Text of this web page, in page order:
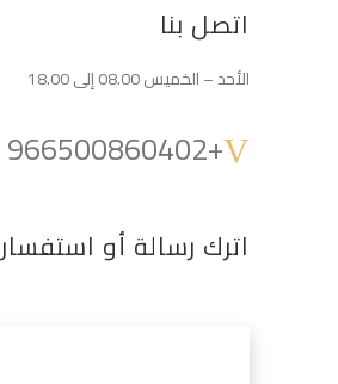
اتصل بنا
الأحد – الخميس 08.00 إلى 18.00
+966500860402
اترك رسالة أو استفسار